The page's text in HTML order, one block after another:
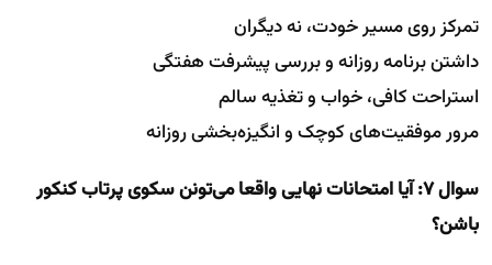
تمرکز روی مسیر خودت، نه دیگران
داشتن برنامه روزانه و بررسی پیشرفت هفتگی
استراحت کافی، خواب و تغذیه سالم
مرور موفقیت‌های کوچک و انگیزه‌بخشی روزانه
سوال ۷: آیا امتحانات نهایی واقعا می‌تونن سکوی پرتاب کنکور
باشن؟